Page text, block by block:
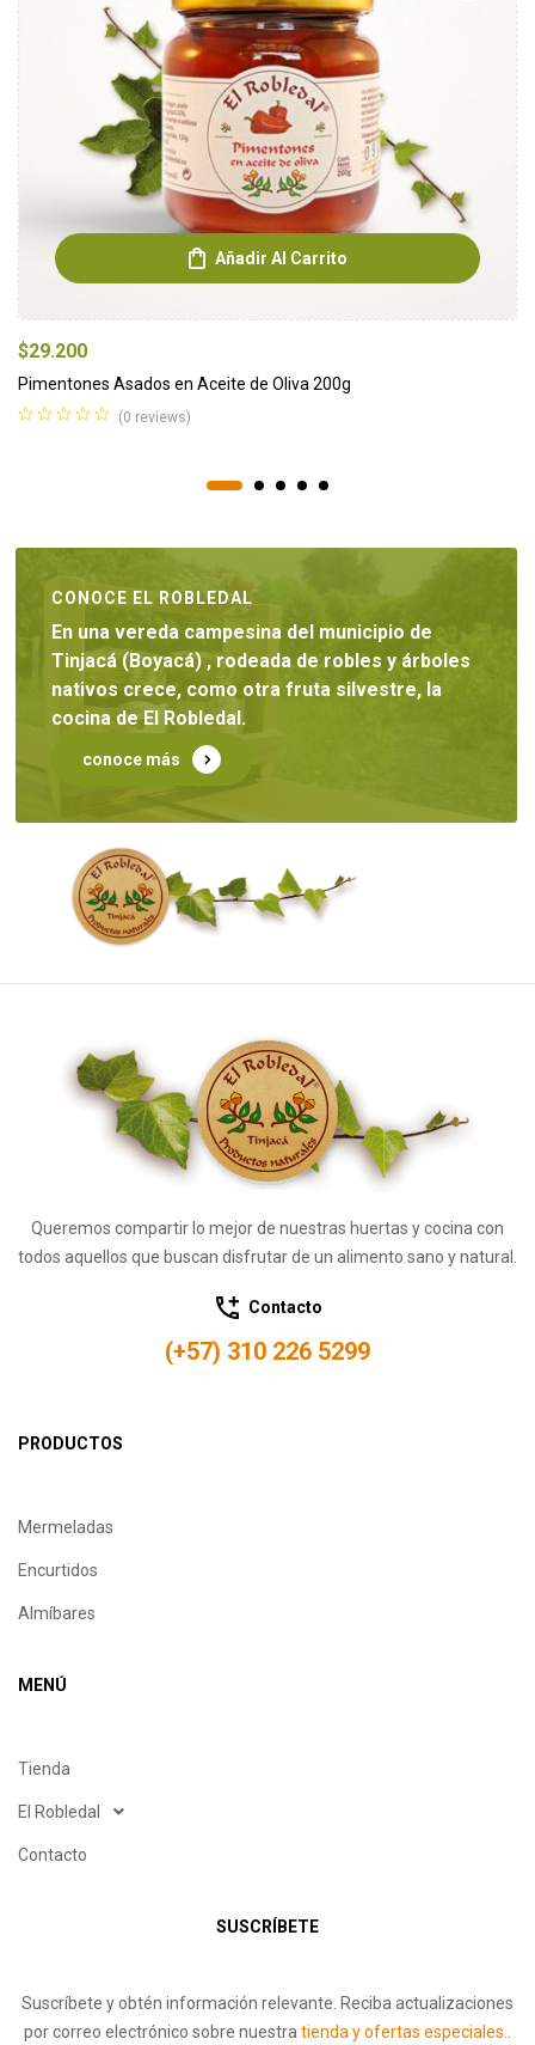
Añadir Al Carrito
$29.200
Pimentones Asados en Aceite de Oliva 200g
(0 reviews)
CONOCE EL ROBLEDAL
En una vereda campesina del municipio de
Tinjacá (Boyacá) , rodeada de robles y árboles
nativos crece, como otra fruta silvestre, la
cocina de El Robledal.
conoce más
Queremos compartir lo mejor de nuestras huertas y cocina con
todos aquellos que buscan disfrutar de un alimento sano y natural.
Contacto
(+57) 310 226 5299
PRODUCTOS
Mermeladas
Encurtidos
Almíbares
MENÚ
Tienda
El Robledal
Contacto
SUSCRÍBETE
Suscríbete y obtén información relevante. Reciba actualizaciones
por correo electrónico sobre nuestra tienda y ofertas especiales.